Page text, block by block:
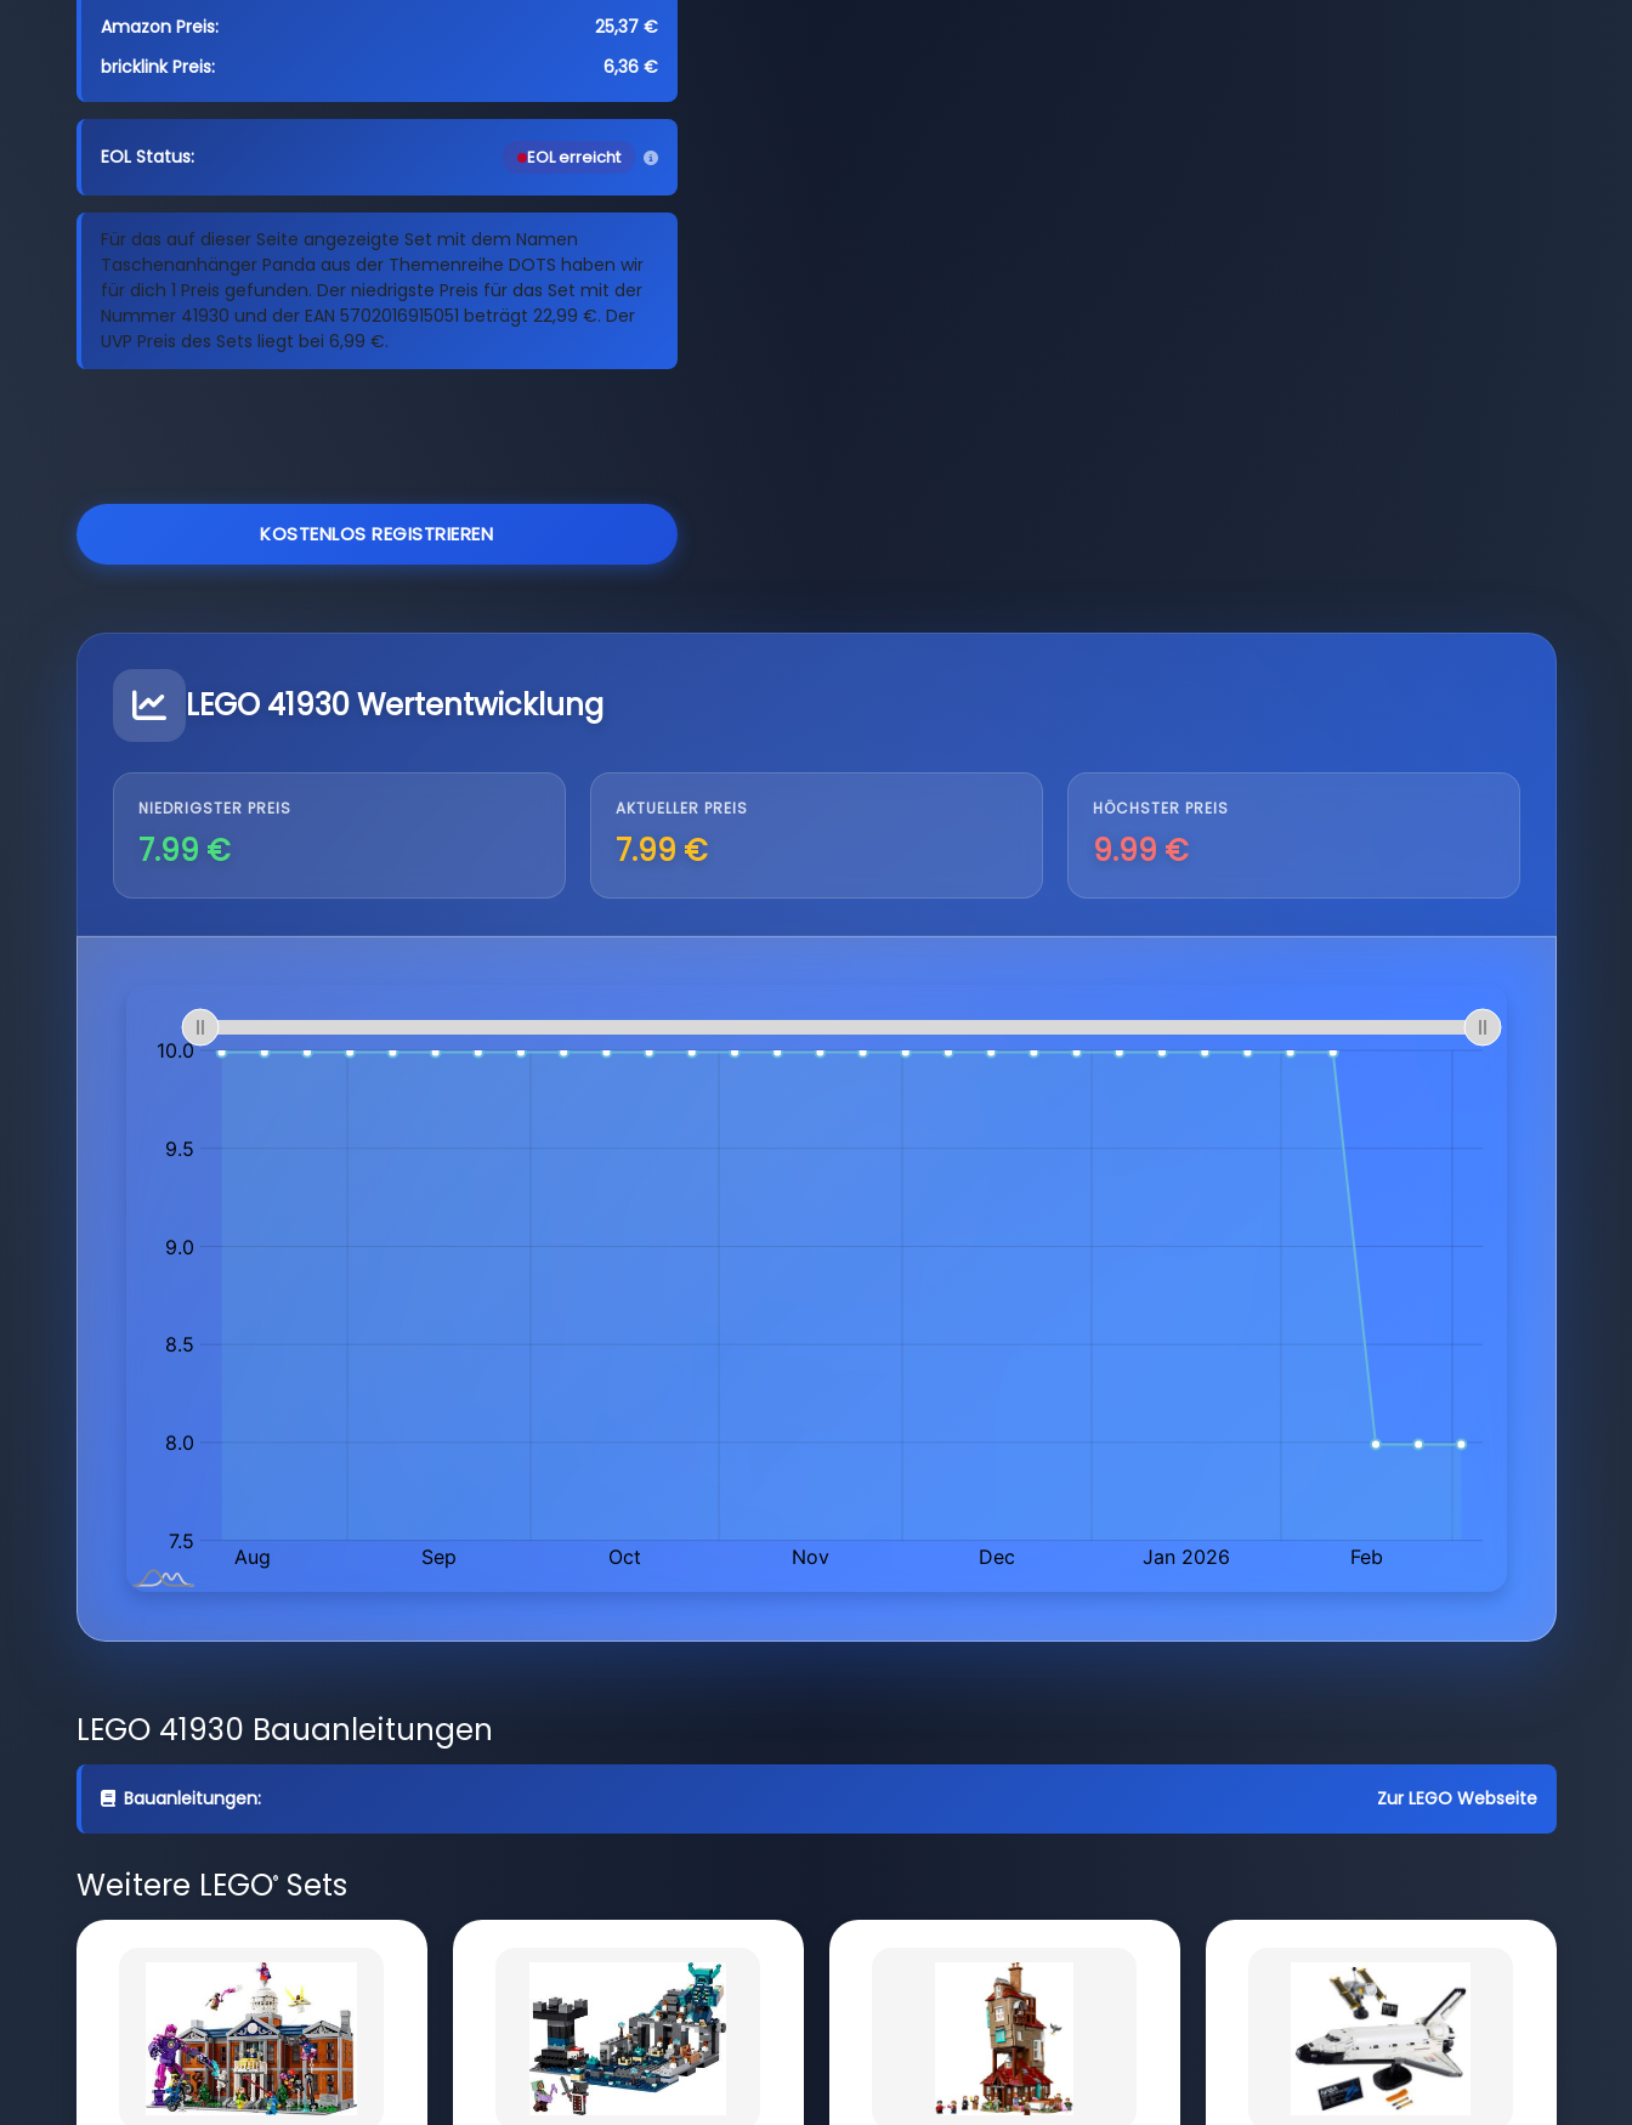
Amazon Preis:
25,37 €
bricklink Preis:
6,36 €
EOL Status: EOL erreicht
Für das auf dieser Seite angezeigte Set mit dem Namen
Taschenanhänger Panda aus der Themenreihe DOTS haben wir
für dich 1 Preis gefunden. Der niedrigste Preis für das Set mit der
Nummer 41930 und der EAN 5702016915051 beträgt 22,99 €. Der
UVP Preis des Sets liegt bei 6,99 €.
KOSTENLOS REGISTRIEREN
LEGO 41930 Wertentwicklung
NIEDRIGSTER PREIS
7.99 €
AKTUELLER PREIS
7.99 €
HÖCHSTER PREIS
9.99 €
LEGO 41930 Bauanleitungen
Bauanleitungen: Zur LEGO Webseite
Weitere LEGO®Sets